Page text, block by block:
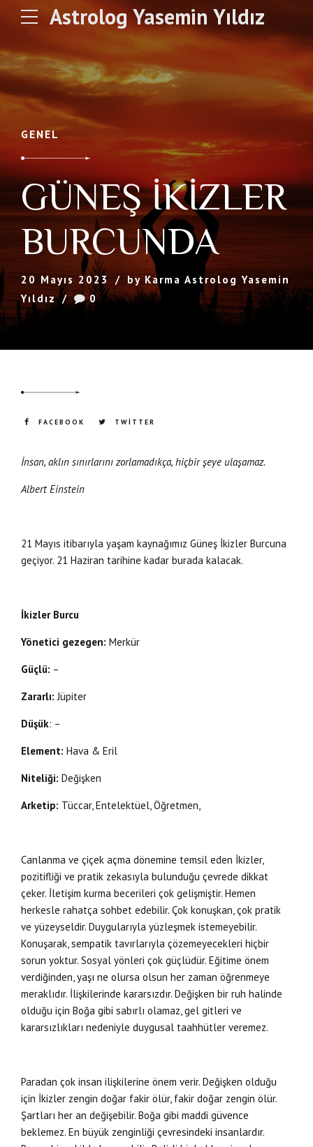
Astrolog Yasemin Yıldız
GENEL
GÜNEŞ İKİZLER
BURCUNDA
20 Mayıs 2023
by Karma Astrolog Yasemin
Yıldız
0
FACEBOOK TWITTER
İnsan, aklın sınırlarını zorlamadıkça, hiçbir şeye ulaşamaz.
Albert Einstein
21 Mayıs itibarıyla yaşam kaynağımız Güneş İkizler Burcuna
geçiyor. 21 Haziran tarihine kadar burada kalacak.
İkizler Burcu
Yönetici gezegen: Merkür
Güçlü: –
Zararlı: Jüpiter
Düşük: –
Element: Hava & Eril
Niteliği: Değişken
Arketip: Tüccar, Entelektüel, Öğretmen,
Canlanma ve çiçek açma dönemine temsil eden İkizler,
pozitifliği ve pratik zekasıyla bulunduğu çevrede dikkat
çeker. İletişim kurma becerileri çok gelişmiştir. Hemen
herkesle rahatça sohbet edebilir. Çok konuşkan, çok pratik
ve yüzeyseldir. Duygularıyla yüzleşmek istemeyebilir.
Konuşarak, sempatik tavırlarıyla çözemeyecekleri hiçbir
sorun yoktur. Sosyal yönleri çok güçlüdür. Eğitime önem
verdiğinden, yaşı ne olursa olsun her zaman öğrenmeye
meraklıdır. İlişkilerinde kararsızdır. Değişken bir ruh halinde
olduğu için Boğa gibi sabırlı olamaz, gel gitleri ve
kararsızlıkları nedeniyle duygusal taahhütler veremez.
Paradan çok insan ilişkilerine önem verir. Değişken olduğu
için İkizler zengin doğar fakir ölür, fakir doğar zengin ölür.
Şartları her an değişebilir. Boğa gibi maddi güvence
beklemez. En büyük zenginliği çevresindeki insanlardır.